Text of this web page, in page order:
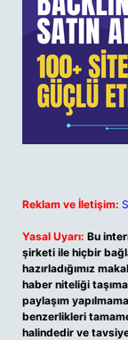
Reklam ve İletişim:
Yasal Uyarı: Bu
şirketi ile hiçbir
hazırladığımız
haber niteliği
paylaşım
benzerlikleri
halindedir ve